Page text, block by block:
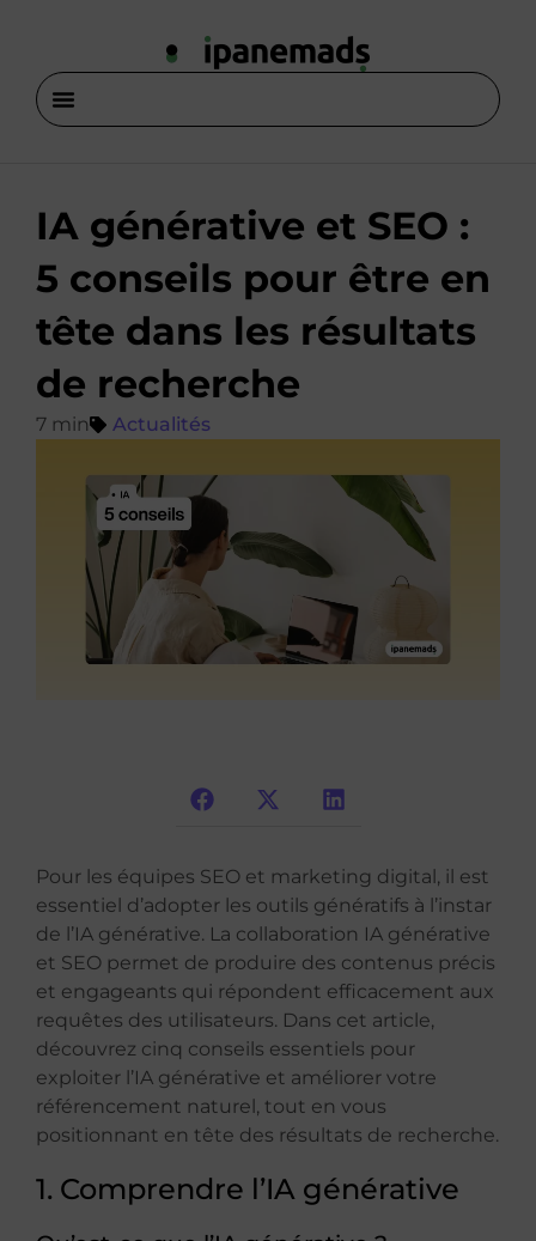
IA générative et SEO :
5 conseils pour être en
tête dans les résultats
de recherche
Actualités
Pour les équipes SEO et marketing digital, il est
essentiel d’adopter les outils génératifs à l’instar
de l’IA générative. La collaboration IA générative
et SEO permet de produire des contenus précis
et engageants qui répondent efficacement aux
requêtes des utilisateurs. Dans cet article,
découvrez cinq conseils essentiels pour
exploiter l’IA générative et améliorer votre
référencement naturel, tout en vous
positionnant en tête des résultats de recherche.
1. Comprendre l’IA générative